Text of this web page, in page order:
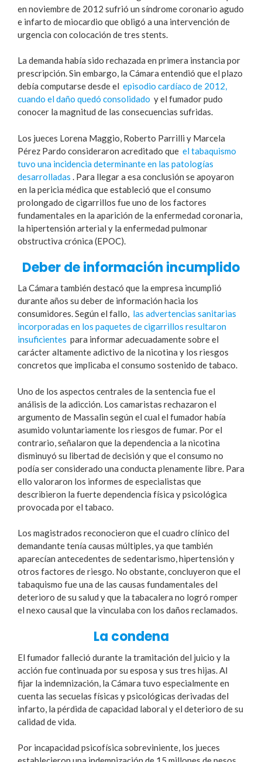
en noviembre de 2012 sufrió un síndrome coronario agudo
e infarto de miocardio que obligó a una intervención de
urgencia con colocación de tres stents.
La demanda había sido rechazada en primera instancia por
prescripción. Sin embargo, la Cámara entendió que el plazo
debía computarse desde el episodio cardíaco de 2012,
cuando el daño quedó consolidado y el fumador pudo
conocer la magnitud de las consecuencias sufridas.
Los jueces Lorena Maggio, Roberto Parrilli y Marcela
Pérez Pardo consideraron acreditado que el tabaquismo
tuvo una incidencia determinante en las patologías
desarrolladas . Para llegar a esa conclusión se apoyaron
en la pericia médica que estableció que el consumo
prolongado de cigarrillos fue uno de los factores
fundamentales en la aparición de la enfermedad coronaria,
la hipertensión arterial y la enfermedad pulmonar
obstructiva crónica (EPOC).
Deber de información incumplido
La Cámara también destacó que la empresa incumplió
durante años su deber de información hacia los
consumidores. Según el fallo, las advertencias sanitarias
incorporadas en los paquetes de cigarrillos resultaron
insuficientes para informar adecuadamente sobre el
carácter altamente adictivo de la nicotina y los riesgos
concretos que implicaba el consumo sostenido de tabaco.
Uno de los aspectos centrales de la sentencia fue el
análisis de la adicción. Los camaristas rechazaron el
argumento de Massalin según el cual el fumador había
asumido voluntariamente los riesgos de fumar. Por el
contrario, señalaron que la dependencia a la nicotina
disminuyó su libertad de decisión y que el consumo no
podía ser considerado una conducta plenamente libre. Para
ello valoraron los informes de especialistas que
describieron la fuerte dependencia física y psicológica
provocada por el tabaco.
Los magistrados reconocieron que el cuadro clínico del
demandante tenía causas múltiples, ya que también
aparecían antecedentes de sedentarismo, hipertensión y
otros factores de riesgo. No obstante, concluyeron que el
tabaquismo fue una de las causas fundamentales del
deterioro de su salud y que la tabacalera no logró romper
el nexo causal que la vinculaba con los daños reclamados.
La condena
El fumador falleció durante la tramitación del juicio y la
acción fue continuada por su esposa y sus tres hijas. Al
fijar la indemnización, la Cámara tuvo especialmente en
cuenta las secuelas físicas y psicológicas derivadas del
infarto, la pérdida de capacidad laboral y el deterioro de su
calidad de vida.
Por incapacidad psicofísica sobreviniente, los jueces